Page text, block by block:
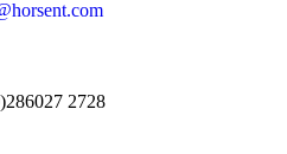
2728